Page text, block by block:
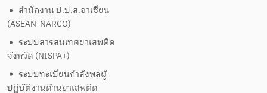
สำนักงาน ป.ป.ส.อาเซียน
(ASEAN-NARCO)
ระบบสารสนเทศยาเสพติด
จังหวัด (NISPA+)
ระบบทะเบียนกำลังพลผู้
ปฏิบัติงานด้านยาเสพติด